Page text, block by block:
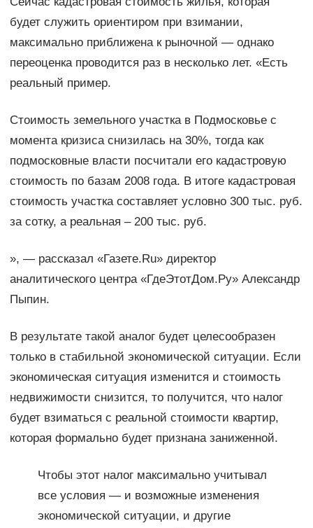
будет служить ориентиром при взимании,
максимально приближена к рыночной — однако
переоценка проводится раз в несколько лет. «Есть
реальный пример.
Стоимость земельного участка в Подмосковье с
момента кризиса снизилась на 30%, тогда как
подмосковные власти посчитали его кадастровую
стоимость по базам 2008 года. В итоге кадастровая
стоимость участка составляет условно 300 тыс. руб.
за сотку, а реальная – 200 тыс. руб.
», — рассказал «Газете.Ru» директор
аналитического центра «ГдеЭтотДом.Ру» Александр
Пыпин.
В результате такой аналог будет целесообразен
только в стабильной экономической ситуации. Если
экономическая ситуация изменится и стоимость
недвижимости снизится, то получится, что налог
будет взиматься с реальной стоимости квартир,
которая формально будет признана заниженной.
Чтобы этот налог максимально учитывал
все условия — и возможные изменения
экономической ситуации, и другие